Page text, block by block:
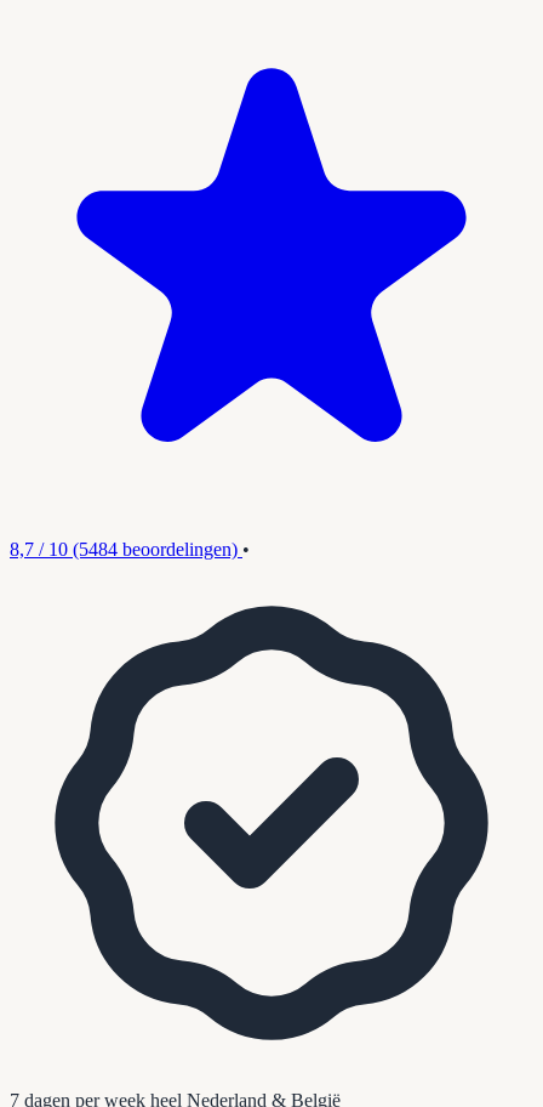
8,7 / 10 (5484 beoordelingen) •
7 dagen per week heel Nederland & België